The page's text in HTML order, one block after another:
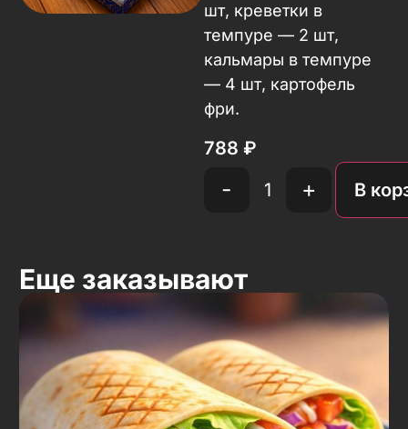
шт, креветки в
темпуре — 2 шт,
кальмары в темпуре
— 4 шт, картофель
фри.
788 ₽
- + В
Еще заказывают